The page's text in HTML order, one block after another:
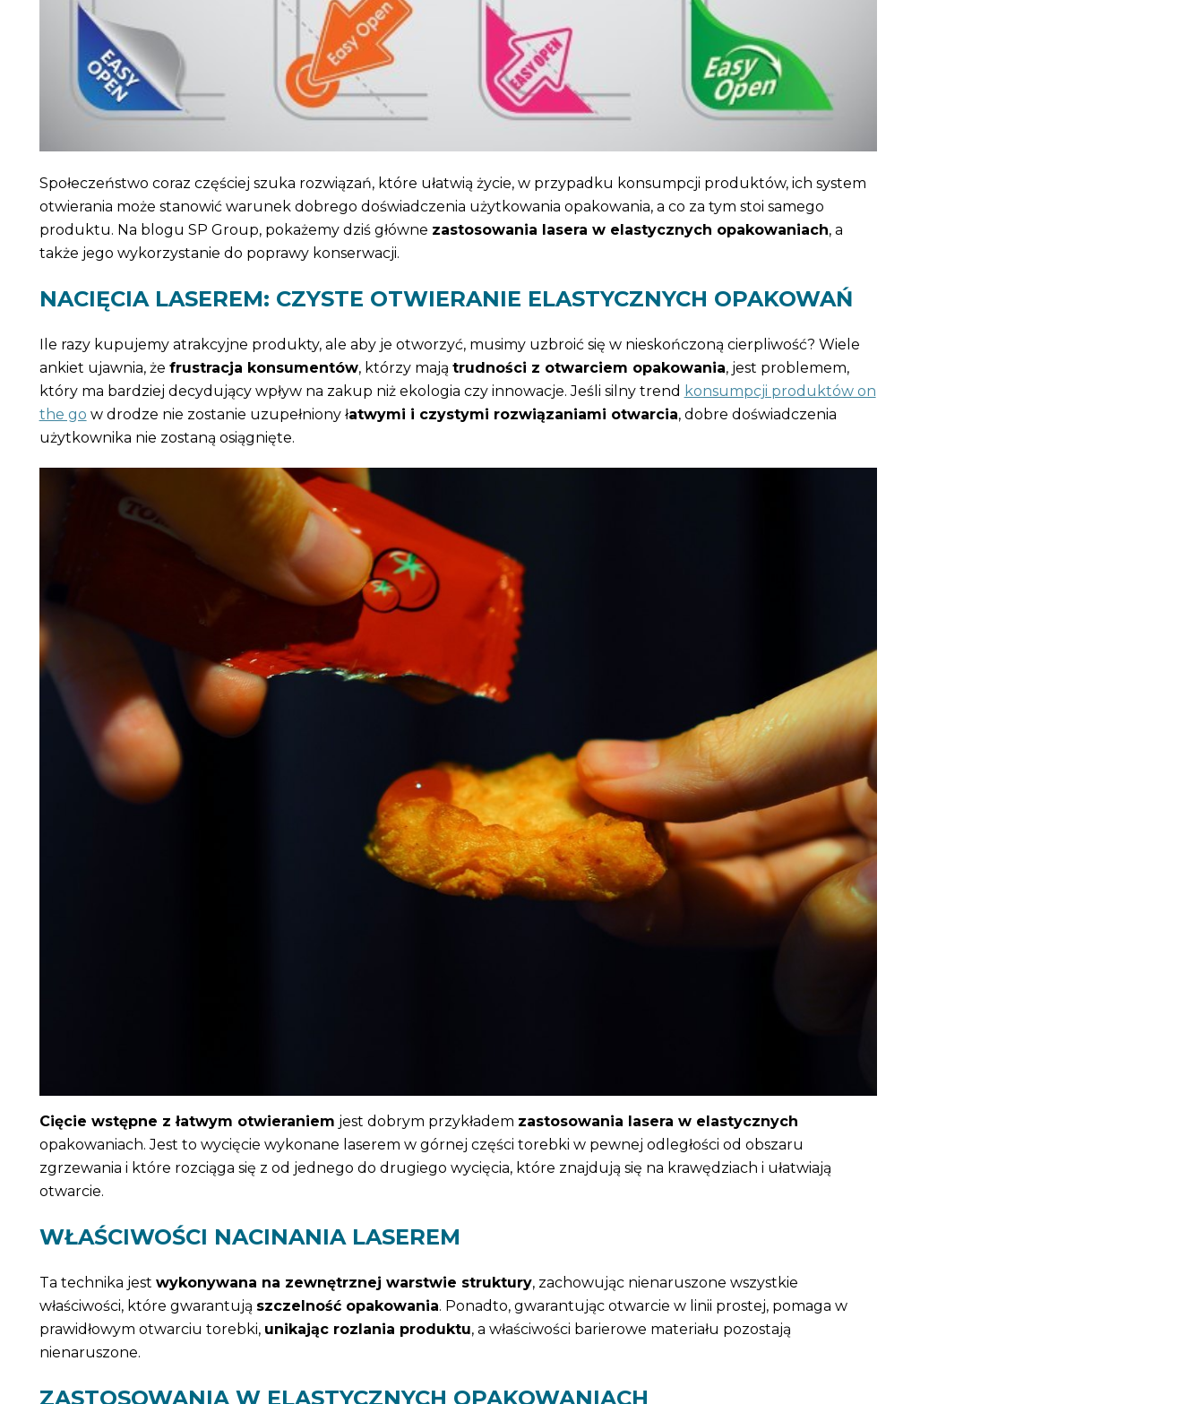
Społeczeństwo coraz częściej szuka rozwiązań, które ułatwią życie, w przypadku konsumpcji produktów, ich system
otwierania może stanowić warunek dobrego doświadczenia użytkowania opakowania, a co za tym stoi samego
produktu. Na blogu SP Group, pokażemy dziś główne zastosowania lasera w elastycznych opakowaniach, a
także jego wykorzystanie do poprawy konserwacji.
NACIĘCIA LASEREM: CZYSTE OTWIERANIE ELASTYCZNYCH OPAKOWAŃ
Ile razy kupujemy atrakcyjne produkty, ale aby je otworzyć, musimy uzbroić się w nieskończoną cierpliwość? Wiele
ankiet ujawnia, że frustracja konsumentów, którzy mają trudności z otwarciem opakowania, jest problemem,
który ma bardziej decydujący wpływ na zakup niż ekologia czy innowacje. Jeśli silny trend konsumpcji produktów on
the go w drodze nie zostanie uzupełniony łatwymi i czystymi rozwiązaniami otwarcia, dobre doświadczenia
użytkownika nie zostaną osiągnięte.
Cięcie wstępne z łatwym otwieraniem jest dobrym przykładem zastosowania lasera w elastycznych
opakowaniach. Jest to wycięcie wykonane laserem w górnej części torebki w pewnej odległości od obszaru
zgrzewania i które rozciąga się z od jednego do drugiego wycięcia, które znajdują się na krawędziach i ułatwiają
otwarcie.
WŁAŚCIWOŚCI NACINANIA LASEREM
Ta technika jest wykonywana na zewnętrznej warstwie struktury, zachowując nienaruszone wszystkie
właściwości, które gwarantują szczelność opakowania. Ponadto, gwarantując otwarcie w linii prostej, pomaga w
prawidłowym otwarciu torebki, unikając rozlania produktu, a właściwości barierowe materiału pozostają
nienaruszone.
ZASTOSOWANIA W ELASTYCZNYCH OPAKOWANIACH